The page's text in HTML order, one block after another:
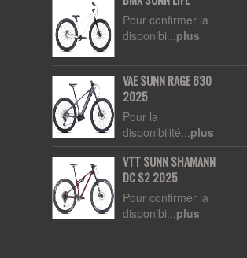
Pour confirmer la
disponibi...plus
VAE SUNN RAGE 630
2025
Pour la
disponibilité...plus
VTT SUNN SHAMANN
DC S2 2025
Pour confirmer la
disponibi...plus